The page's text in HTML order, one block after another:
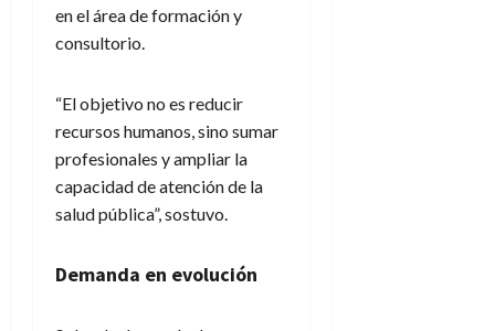
en el área de formación y
consultorio.
“El objetivo no es reducir
recursos humanos, sino sumar
profesionales y ampliar la
capacidad de atención de la
salud pública”, sostuvo.
Demanda en evolución